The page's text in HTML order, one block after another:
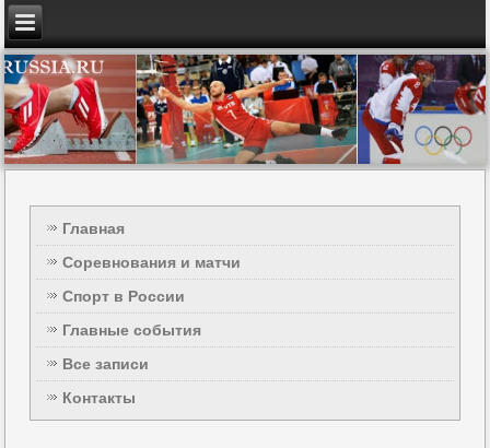
Главная
Соревнования и матчи
Спорт в России
Главные события
Все записи
Контакты